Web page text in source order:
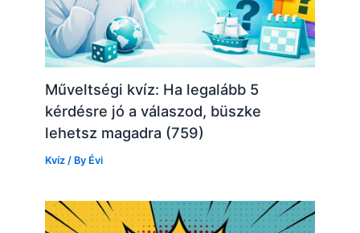
Műveltségi kvíz: Ha legalább 5
kérdésre jó a válaszod, büszke
lehetsz magadra (759)
Kvíz / By Évi